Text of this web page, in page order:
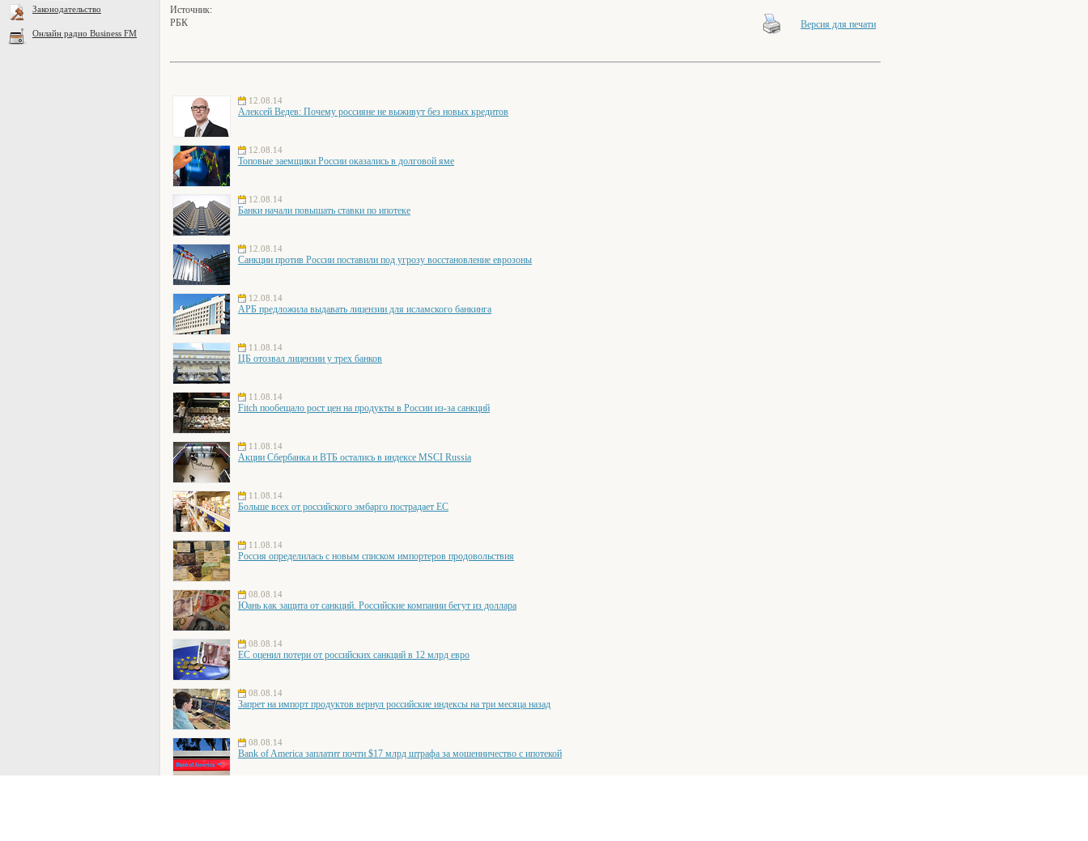
Законодательство
Онлайн радио Business FM
Источник:
РБК
Версия для печати
12.08.14
Алексей Ведев: Почему россияне не выживут без новых кредитов
12.08.14
Топовые заемщики России оказались в долговой яме
12.08.14
Банки начали повышать ставки по ипотеке
12.08.14
Санкции против России поставили под угрозу восстановление еврозоны
12.08.14
АРБ предложила выдавать лицензии для исламского банкинга
11.08.14
ЦБ отозвал лицензии у трех банков
11.08.14
Fitch пообещало рост цен на продукты в России из-за санкций
11.08.14
Акции Сбербанка и ВТБ остались в индексе MSCI Russia
11.08.14
Больше всех от российского эмбарго пострадает ЕС
11.08.14
Россия определилась с новым списком импортеров продовольствия
08.08.14
Юань как защита от санкций. Российские компании бегут из доллара
08.08.14
ЕС оценил потери от российских санкций в 12 млрд евро
08.08.14
Запрет на импорт продуктов вернул российские индексы на три месяца назад
08.08.14
Bank of America заплатит почти $17 млрд штрафа за мошенничество с ипотекой